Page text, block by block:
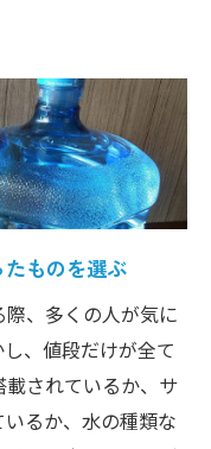
が示す生活の質
ウォーターサー
サーバーのライ
で見積もるライ
ものを選ぶ
、多くの人が気に
、値段だけが全て
されているか、サ
るか、水の種類な